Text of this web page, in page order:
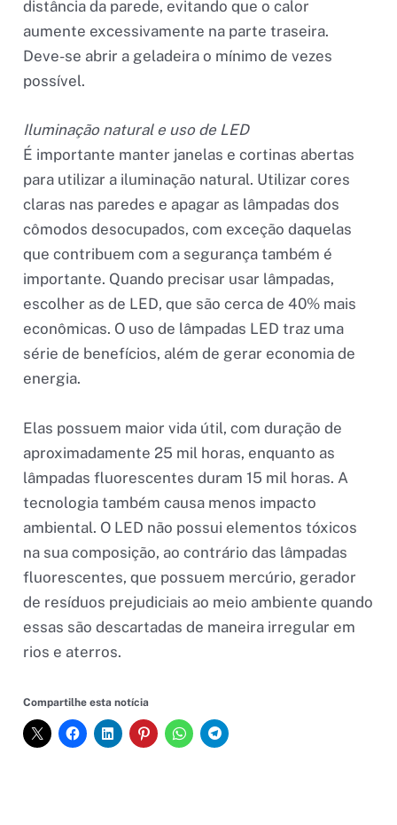
distância da parede, evitando que o calor
aumente excessivamente na parte traseira.
Deve-se abrir a geladeira o mínimo de vezes
possível.
Iluminação natural e uso de LED
É importante manter janelas e cortinas abertas
para utilizar a iluminação natural. Utilizar cores
claras nas paredes e apagar as lâmpadas dos
cômodos desocupados, com exceção daquelas
que contribuem com a segurança também é
importante. Quando precisar usar lâmpadas,
escolher as de LED, que são cerca de 40% mais
econômicas. O uso de lâmpadas LED traz uma
série de benefícios, além de gerar economia de
energia.
Elas possuem maior vida útil, com duração de
aproximadamente 25 mil horas, enquanto as
lâmpadas fluorescentes duram 15 mil horas. A
tecnologia também causa menos impacto
ambiental. O LED não possui elementos tóxicos
na sua composição, ao contrário das lâmpadas
fluorescentes, que possuem mercúrio, gerador
de resíduos prejudiciais ao meio ambiente quando
essas são descartadas de maneira irregular em
rios e aterros.
Compartilhe esta notícia